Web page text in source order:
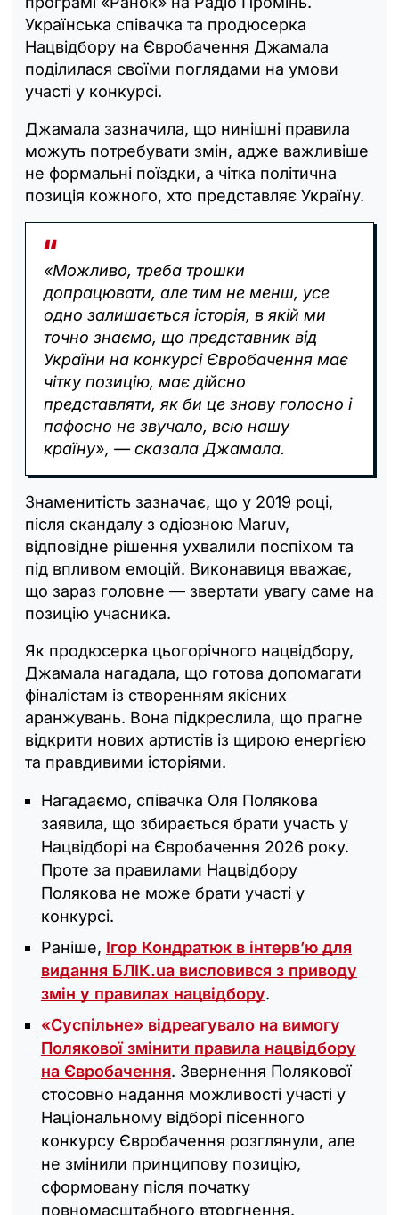
Українська співачка та продюсерка
Нацвідбору на Євробачення Джамала
поділилася своїми поглядами на умови
участі у конкурсі.
Джамала зазначила, що нинішні правила
можуть потребувати змін, адже важливіше
не формальні поїздки, а чітка політична
позиція кожного, хто представляє Україну.
«Можливо, треба трошки
допрацювати, але тим не менш, усе
одно залишається історія, в якій ми
точно знаємо, що представник від
України на конкурсі Євробачення має
чітку позицію, має дійсно
представляти, як би це знову голосно і
пафосно не звучало, всю нашу
країну», — сказала Джамала.
Знаменитість зазначає, що у 2019 році,
після скандалу з одіозною Maruv,
відповідне рішення ухвалили поспіхом та
під впливом емоцій. Виконавиця вважає,
що зараз головне — звертати увагу саме на
позицію учасника.
Як продюсерка цьогорічного нацвідбору,
Джамала нагадала, що готова допомагати
фіналістам із створенням якісних
аранжувань. Вона підкреслила, що прагне
відкрити нових артистів із щирою енергією
та правдивими історіями.
Нагадаємо, співачка Оля Полякова
заявила, що збирається брати участь у
Нацвідборі на Євробачення 2026 року.
Проте за правилами Нацвідбору
Полякова не може брати участі у
конкурсі.
Раніше, Ігор Кондратюк в інтервʼю для
видання БЛІК.ua висловився з приводу
змін у правилах нацвідбору.
«Суспільне» відреагувало на вимогу
Полякової змінити правила нацвідбору
на Євробачення. Звернення Полякової
стосовно надання можливості участі у
Національному відборі пісенного
конкурсу Євробачення розглянули, але
не змінили принципову позицію,
сформовану після початку
повномасштабного вторгнення.